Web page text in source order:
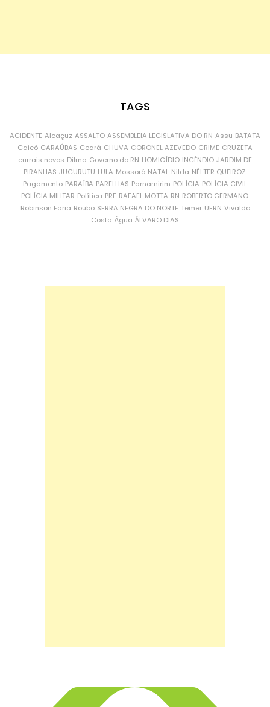
TAGS
ACIDENTE Alcaçuz ASSALTO ASSEMBLEIA LEGISLATIVA DO RN Assu BATATA
Caicó CARAÚBAS Ceará CHUVA CORONEL AZEVEDO CRIME CRUZETA
currais novos Dilma Governo do RN HOMICÍDIO INCÊNDIO JARDIM DE
PIRANHAS JUCURUTU LULA Mossoró NATAL Nilda NÉLTER QUEIROZ
Pagamento PARAÍBA PARELHAS Parnamirim POLÍCIA POLÍCIA CIVIL
POLÍCIA MILITAR Política PRF RAFAEL MOTTA RN ROBERTO GERMANO
Robinson Faria Roubo SERRA NEGRA DO NORTE Temer UFRN Vivaldo
Costa Água ÁLVARO DIAS